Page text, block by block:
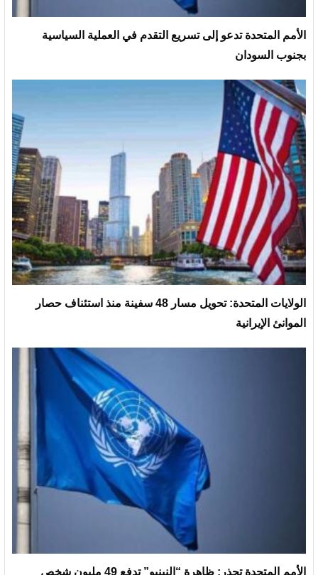
الأمم المتحدة تدعو إلى تسريع التقدم في العملية السياسية
بجنوب السودان
الولايات المتحدة: تحويل مسار 48 سفينة منذ استئناف حصار
الموانئ الإيرانية
الأمم المتحدة تحذر: ظاهرة “النينيو” تدفع 49 مليون شخص